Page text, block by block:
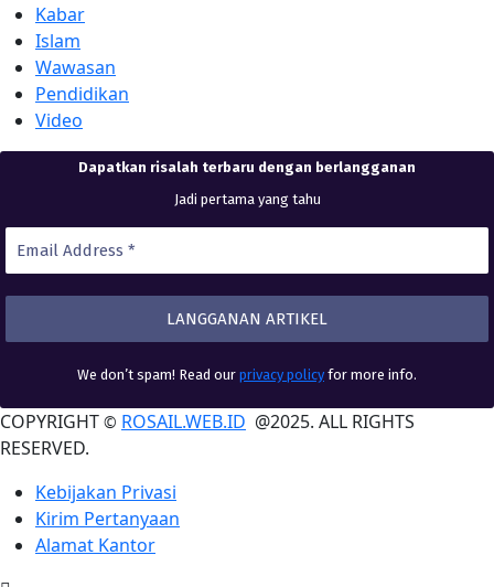
Kabar
Islam
Wawasan
Pendidikan
Video
Dapatkan risalah terbaru dengan berlangganan
Jadi pertama yang tahu
We don’t spam! Read our privacy policy for more info.
COPYRIGHT © ROSAIL.WEB.ID @2025. ALL RIGHTS
RESERVED.
Kebijakan Privasi
Kirim Pertanyaan
Alamat Kantor